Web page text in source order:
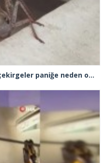
İstanbul’da evlere giren dev çekirgeler paniğe neden oldu